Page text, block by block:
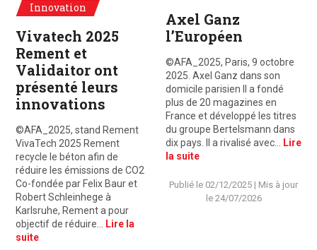
Innovation
Vivatech 2025
Rement et
Validaitor ont
présenté leurs
innovations
©AFA_2025, stand Rement
VivaTech 2025 Rement
recycle le béton afin de
réduire les émissions de CO2
Co-fondée par Felix Baur et
Robert Schleinhege à
Karlsruhe, Rement a pour
objectif de réduire…
Lire la
suite
Axel Ganz
l’Européen
©AFA_2025, Paris, 9 octobre
2025. Axel Ganz dans son
domicile parisien Il a fondé
plus de 20 magazines en
France et développé les titres
du groupe Bertelsmann dans
dix pays. Il a rivalisé avec…
Lire
la suite
Publié le 02/12/2025 | Mis à jour
le 24/07/2026